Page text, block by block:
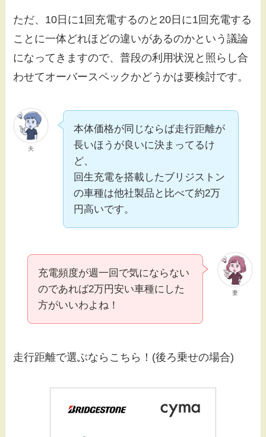
ただ、10日に1回充電するのと20日に1回充電する
ことに一体どれほどの違いがあるのかという議論
になってきますので、普段の利用状況と照らし合
わせてオーバースペックかどうかは要検討です。
夫
本体価格が同じならば走行距離が
長いほうが良いに決まってるけ
ど、
回生充電を搭載したブリジストン
の車種は他社製品と比べて約2万
円高いです。
妻
充電頻度が週一回で気にならない
のであれば2万円安い車種にした
方がいいわよね！
走行距離で選ぶならこちら！(後ろ乗せの場合)